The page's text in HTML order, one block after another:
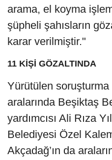
arama, el koyma
şüpheli şahısların
karar verilmiştir."
11 KİŞİ GÖZALTINDA
Yürütülen soruşturma
aralarında Beşiktaş
yardımcısı Ali Rıza
Belediyesi Özel
Akçadağ’ın da